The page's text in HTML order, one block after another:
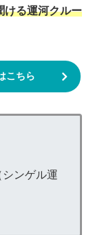
ける運河クルー
こちら
ンゲル運